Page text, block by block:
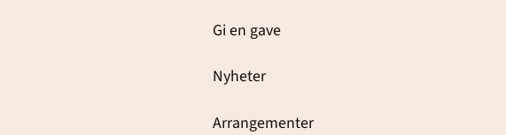
Gi en gave
Nyheter
Arrangementer